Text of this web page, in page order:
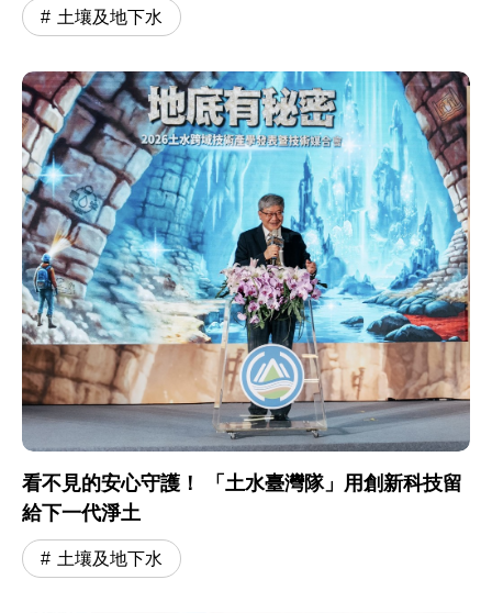
土壤及地下水
看不見的安心守護！ 「土水臺灣隊」用創新科技留
給下一代淨土
土壤及地下水